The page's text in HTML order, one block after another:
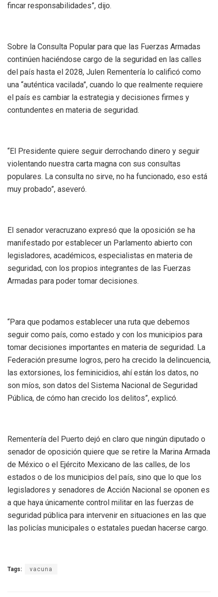
fincar responsabilidades”, dijo.
Sobre la Consulta Popular para que las Fuerzas Armadas
continúen haciéndose cargo de la seguridad en las calles
del país hasta el 2028, Julen Rementería lo calificó como
una “auténtica vacilada”, cuando lo que realmente requiere
el país es cambiar la estrategia y decisiones firmes y
contundentes en materia de seguridad.
“El Presidente quiere seguir derrochando dinero y seguir
violentando nuestra carta magna con sus consultas
populares. La consulta no sirve, no ha funcionado, eso está
muy probado”, aseveró.
El senador veracruzano expresó que la oposición se ha
manifestado por establecer un Parlamento abierto con
legisladores, académicos, especialistas en materia de
seguridad, con los propios integrantes de las Fuerzas
Armadas para poder tomar decisiones.
“Para que podamos establecer una ruta que debemos
seguir como país, como estado y con los municipios para
tomar decisiones importantes en materia de seguridad. La
Federación presume logros, pero ha crecido la delincuencia,
las extorsiones, los feminicidios, ahí están los datos, no
son míos, son datos del Sistema Nacional de Seguridad
Pública, de cómo han crecido los delitos”, explicó.
Rementería del Puerto dejó en claro que ningún diputado o
senador de oposición quiere que se retire la Marina Armada
de México o el Ejército Mexicano de las calles, de los
estados o de los municipios del país, sino que lo que los
legisladores y senadores de Acción Nacional se oponen es
a que haya únicamente control militar en las fuerzas de
seguridad pública para intervenir en situaciones en las que
las policías municipales o estatales puedan hacerse cargo.
Tags: vacuna